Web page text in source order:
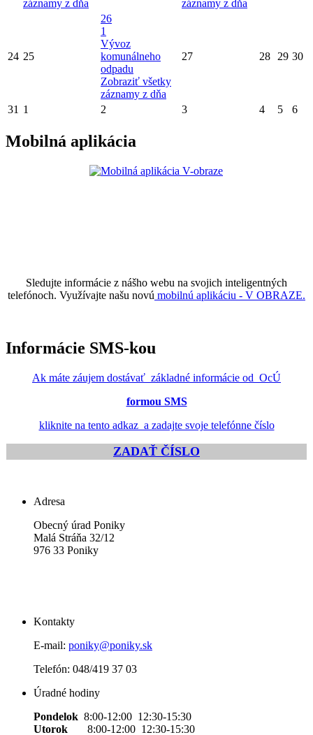
záznamy z dňa
záznamy z dňa
24 25
26
1
Vývoz
komunálneho
odpadu
Zobraziť všetky
záznamy z dňa
27 28 29 30
31 1 2 3 4 5 6
Mobilná aplikácia
Sledujte informácie z nášho webu na svojich inteligentných
telefónoch. Využívajte našu novú mobilnú aplikáciu - V OBRAZE.
Informácie SMS-kou
Ak máte záujem dostávať základné informácie od OcÚ
formou SMS
kliknite na tento adkaz a zadajte svoje telefónne číslo
ZADAŤ ČÍSLO
Adresa
Obecný úrad Poniky
Malá Stráňa 32/12
976 33 Poniky
Kontakty
E-mail: poniky@poniky.sk
Telefón: 048/419 37 03
Úradné hodiny
Pondelok 8:00-12:00 12:30-15:30
Utorok 8:00-12:00 12:30-15:30